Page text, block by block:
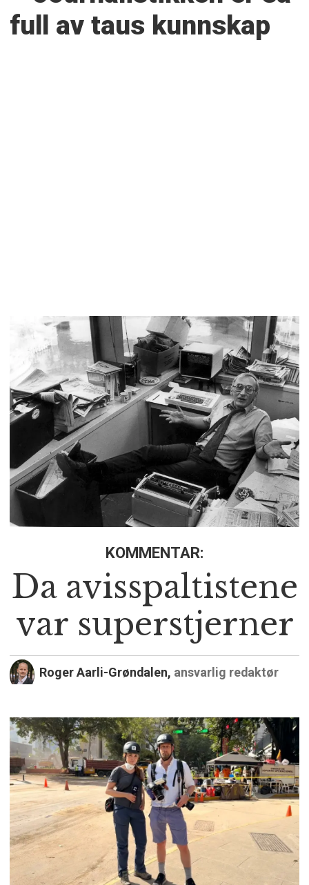
full av taus kunnskap
KOMMENTAR:
Da avisspaltistene
var superstjerner
Roger Aarli-Grøndalen, ansvarlig redaktør